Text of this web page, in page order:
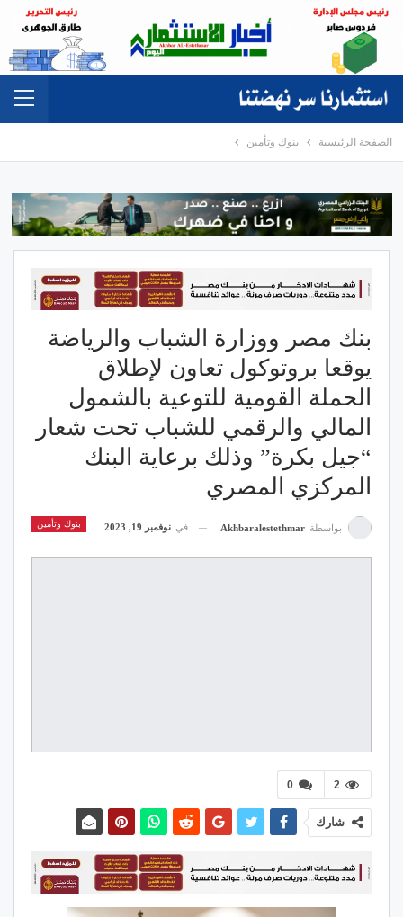
الصفحة الرئيسية بنوك وتأمين
بنك مصر ووزارة الشباب والرياضة
يوقعا بروتوكول تعاون لإطلاق
الحملة القومية للتوعية بالشمول
المالي والرقمي للشباب تحت شعار
“جيل بكرة” وذلك برعاية البنك
المركزي المصري
بنوك وتأمين بواسطة Akhbaralestethmar في نوفمبر 19, 2023
0 2
شارك